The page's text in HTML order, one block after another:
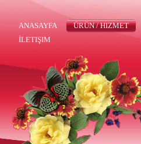
ANASAYFA ÜRÜN / HIZMET
İLETIŞIM